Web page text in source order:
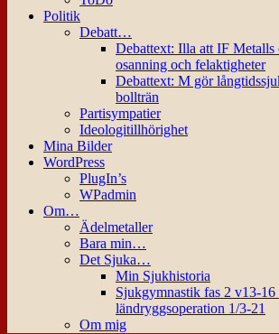
Politik
Debatt…
Debattext: Illa att IF Metalls
osanning och felaktigheter
Debattext: M gör
bollträn
Partisympatier
Ideologitillhörighet
Mina Bilder
WordPress
PlugIn’s
WPadmin
Om…
Ädelmetaller
Bara min…
Det Sjuka…
Min Sjukhistoria
Sjukgymnastik fas 2 v13-
ländryggsoperation 1/3-21
Om mig